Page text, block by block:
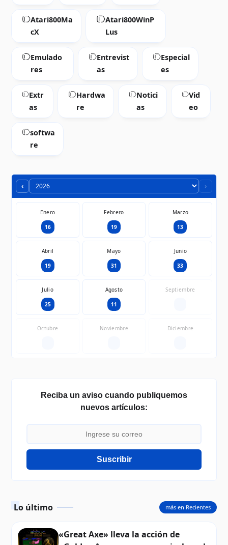
Atari800Ma
cX
Atari800WinP
Lus
Emulado
res
Entrevist
as
Especial
es
Extr
as
Hardwa
re
Notici
as
Vid
eo
softwa
re
‹ ›
Enero
16
Febrero
19
Marzo
13
Abril
19
Mayo
31
Junio
33
Julio
25
Agosto
11
Septiembre
Octubre Noviembre Diciembre
Reciba un aviso cuando publiquemos
nuevos artículos:
Suscribir
Lo último
«Great Axe» lleva la acción de
más en Recientes